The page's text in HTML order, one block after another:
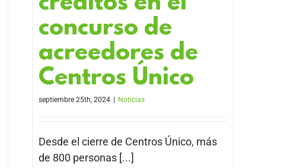
concurso de
acreedores de
Centros Único
septiembre 25th, 2024 Noticias
Desde el cierre de Centros Único, más
de 800 personas [...]